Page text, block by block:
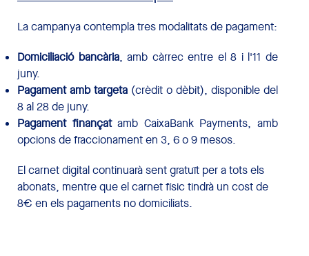
La campanya contempla tres modalitats de pagament:
Domiciliació bancària, amb càrrec entre el 8 i l'11 de
juny.
Pagament amb targeta (crèdit o dèbit), disponible del
8 al 28 de juny.
Pagament finançatamb CaixaBank Payments, amb
opcions de fraccionament en 3, 6 o 9 mesos.
El carnet digital continuarà sent gratuït per a tots els
abonats, mentre que el carnet físic tindrà un cost de
8€ en els pagaments no domiciliats.